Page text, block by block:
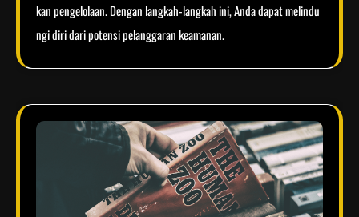
kan pengelolaan. Dengan langkah-langkah ini, Anda dapat melindu
ngi diri dari potensi pelanggaran keamanan.